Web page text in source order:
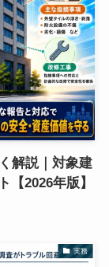
解説｜対象建
【2026年版】
実務